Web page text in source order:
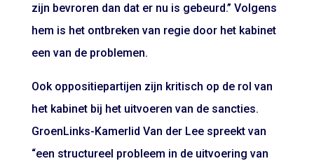
zijn bevroren dan dat er nu is gebeurd.” Volgens
hem is het ontbreken van regie door het kabinet
een van de problemen.
Ook oppositiepartijen zijn kritisch op de rol van
het kabinet bij het uitvoeren van de sancties.
GroenLinks-Kamerlid Van der Lee spreekt van
“een structureel probleem in de uitvoering van